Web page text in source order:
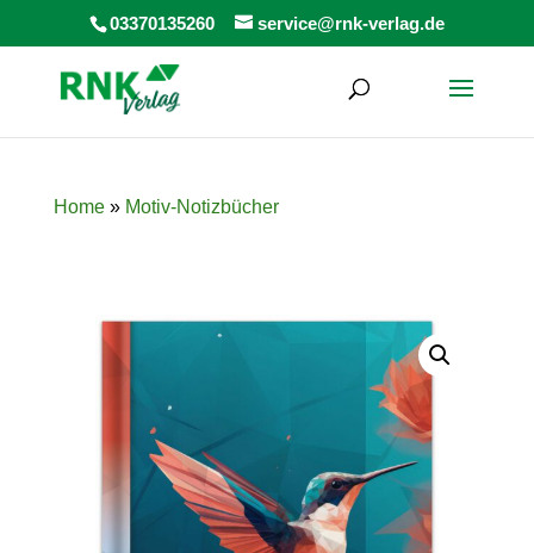
03370135260 service@rnk-verlag.de
Home» Motiv-Notizbücher